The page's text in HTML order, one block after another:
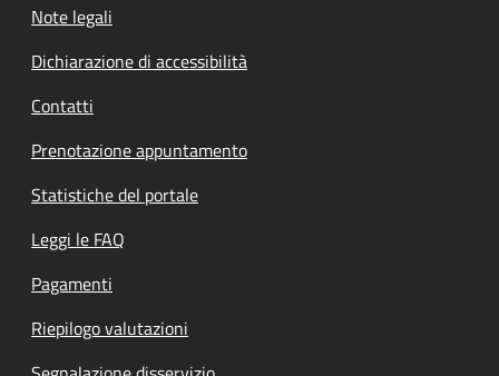
Note legali
Dichiarazione di accessibilità
Contatti
Prenotazione appuntamento
Statistiche del portale
Leggi le FAQ
Pagamenti
Riepilogo valutazioni